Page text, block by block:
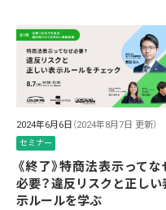
2024年6月6日 （2024年8月7日 更新）
セミナー
《終了》特商法表示ってな
必要？違反リスクと正しい
示ルールを学ぶ